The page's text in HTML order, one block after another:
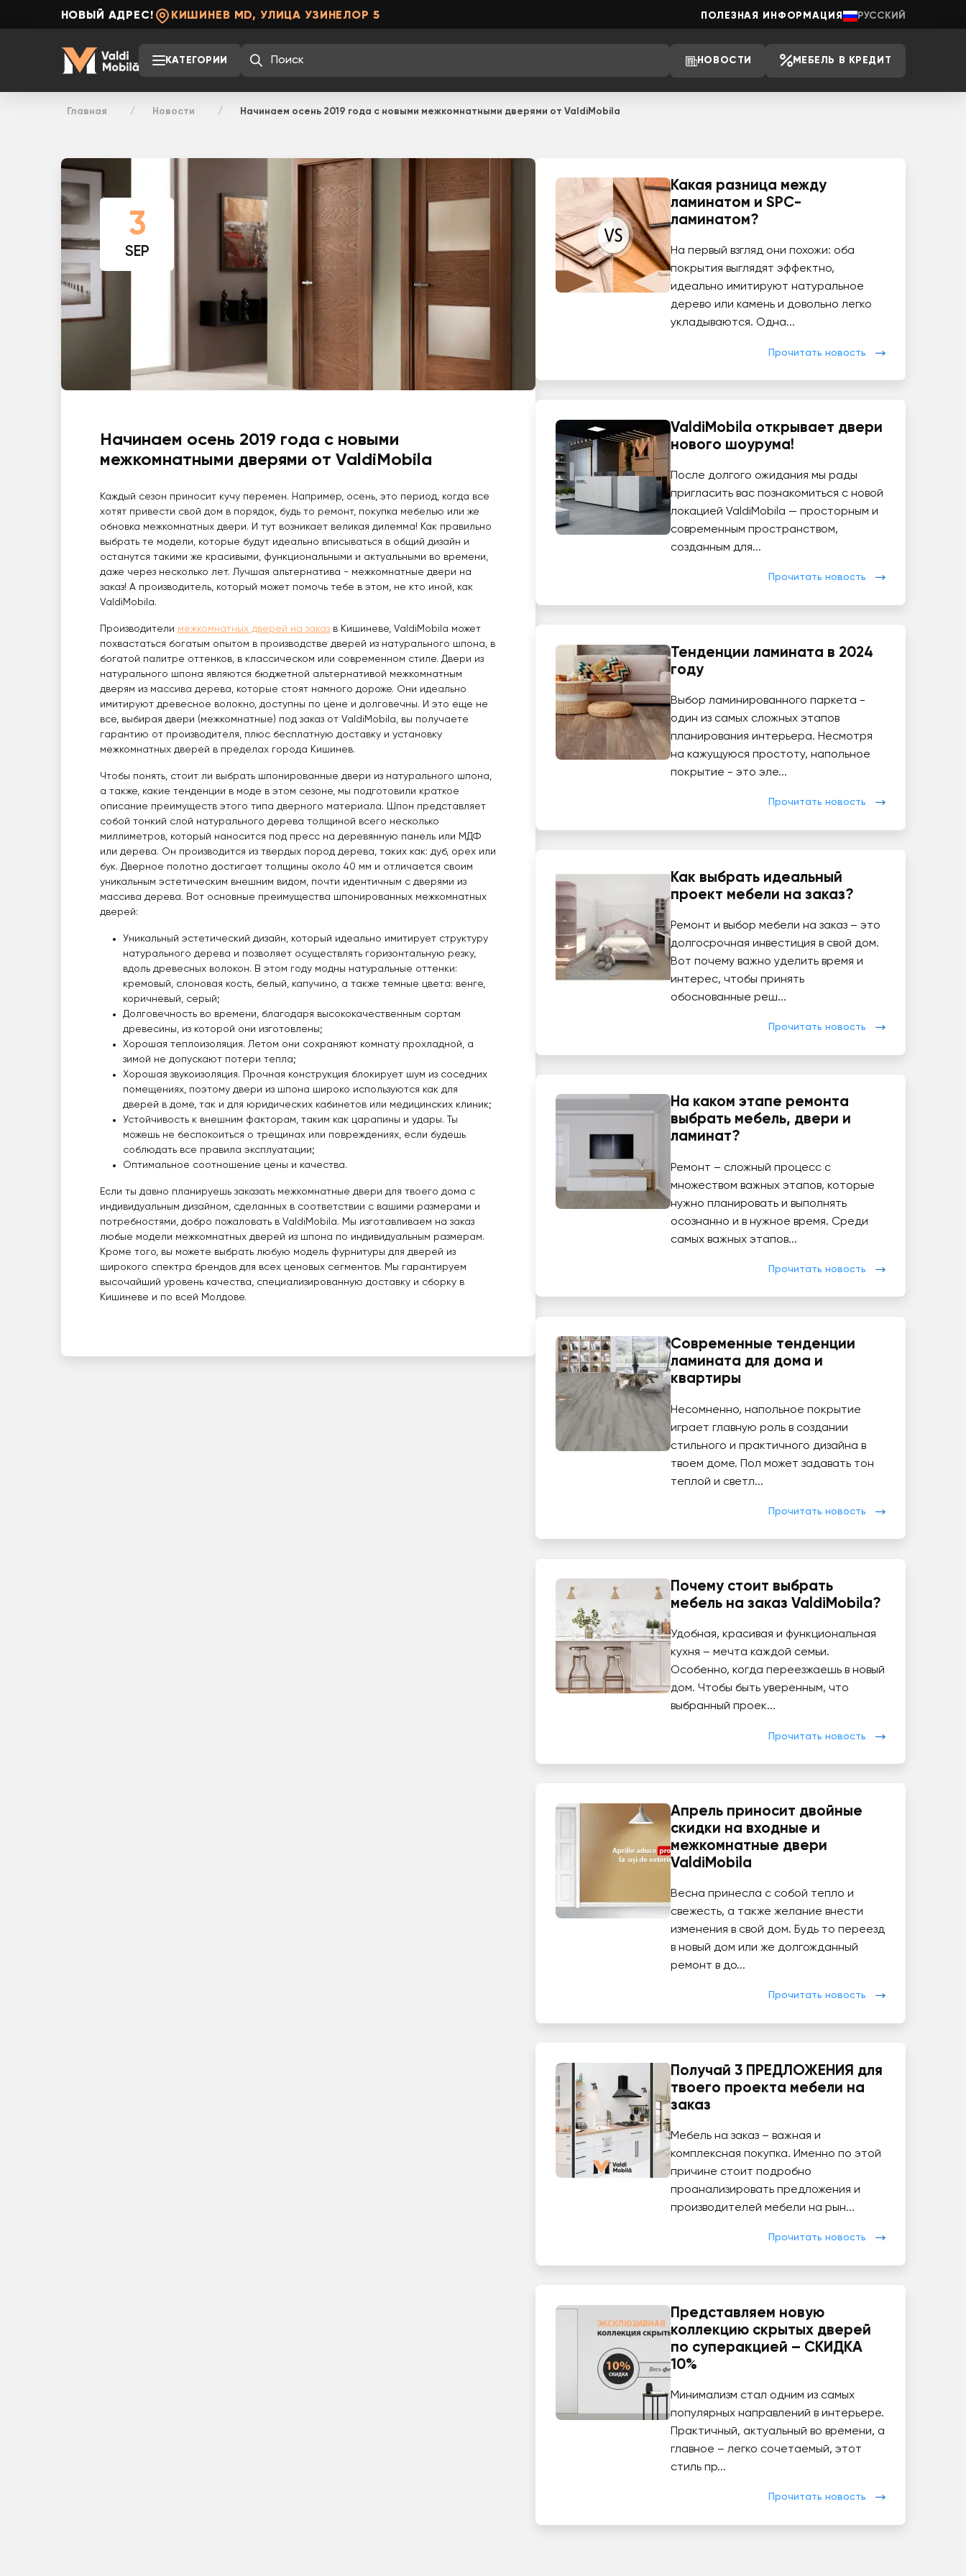
НОВЫЙ АДРЕС! КИШИНЕВ MD, УЛИЦА УЗИНЕЛОР 5 ПОЛЕЗНАЯ ИНФОРМАЦИЯ РУССКИЙ
КАТЕГОРИИ НОВОСТИ МЕБЕЛЬ В КРЕДИТ
Главная Новости Начинаем осень 2019 года с новыми межкомнатными дверями от ValdiMobila
3
SEP
Начинаем осень 2019 года с новыми
межкомнатными дверями от ValdiMobila
Каждый сезон приносит кучу перемен. Например, осень, это период, когда все
хотят привести свой дом в порядок, будь то ремонт, покупка мебелью или же
обновка межкомнатных двери. И тут возникает великая дилемма! Как правильно
выбрать те модели, которые будут идеально вписываться в общий дизайн и
останутся такими же красивыми, функциональными и актуальными во времени,
даже через несколько лет. Лучшая альтернатива - межкомнатные двери на
заказ! А производитель, который может помочь тебе в этом, не кто иной, как
ValdiMobila.
Производители межкомнатных дверей на заказ в Кишиневе, ValdiMobila может
похвастаться богатым опытом в производстве дверей из натурального шпона, в
богатой палитре оттенков, в классическом или современном стиле. Двери из
натурального шпона являются бюджетной альтернативой межкомнатным
дверям из массива дерева, которые стоят намного дороже. Они идеально
имитируют древесное волокно, доступны по цене и долговечны. И это еще не
все, выбирая двери (межкомнатные) под заказ от ValdiMobila, вы получаете
гарантию от производителя, плюс бесплатную доставку и установку
межкомнатных дверей в пределах города Кишинев.
Чтобы понять, стоит ли выбрать шпонированные двери из натурального шпона,
а также, какие тенденции в моде в этом сезоне, мы подготовили краткое
описание преимуществ этого типа дверного материала. Шпон представляет
собой тонкий слой натурального дерева толщиной всего несколько
миллиметров, который наносится под пресс на деревянную панель или МДФ
или дерева. Он производится из твердых пород дерева, таких как: дуб, орех или
бук. Дверное полотно достигает толщины около 40 мм и отличается своим
уникальным эстетическим внешним видом, почти идентичным с дверями из
массива дерева. Вот основные преимущества шпонированных межкомнатных
дверей:
Уникальный эстетический дизайн, который идеально имитирует структуру
натурального дерева и позволяет осуществлять горизонтальную резку,
вдоль древесных волокон. В этом году модны натуральные оттенки:
кремовый, слоновая кость, белый, капучино, а также темные цвета: венге,
коричневый, серый;
Долговечность во времени, благодаря высококачественным сортам
древесины, из которой они изготовлены;
Хорошая теплоизоляция. Летом они сохраняют комнату прохладной, а
зимой не допускают потери тепла;
Хорошая звукоизоляция. Прочная конструкция блокирует шум из соседних
помещениях, поэтому двери из шпона широко используются как для
дверей в доме, так и для юридических кабинетов или медицинских клиник;
Устойчивость к внешним факторам, таким как царапины и удары. Ты
можешь не беспокоиться о трещинах или повреждениях, если будешь
соблюдать все правила эксплуатации;
Оптимальное соотношение цены и качества.
Если ты давно планируешь заказать межкомнатные двери для твоего дома с
индивидуальным дизайном, сделанных в соответствии с вашими размерами и
потребностями, добро пожаловать в ValdiMobila. Мы изготавливаем на заказ
любые модели межкомнатных дверей из шпона по индивидуальным размерам.
Кроме того, вы можете выбрать любую модель фурнитуры для дверей из
широкого спектра брендов для всех ценовых сегментов. Мы гарантируем
высочайший уровень качества, специализированную доставку и сборку в
Кишиневе и по всей Молдове.
Какая разница между
ламинатом и SPC-
ламинатом?
На первый взгляд они похожи: оба
покрытия выглядят эффектно,
идеально имитируют натуральное
дерево или камень и довольно легко
укладываются. Одна...
Прочитать новость
ValdiMobila открывает двери
нового шоурума!
После долгого ожидания мы рады
пригласить вас познакомиться с новой
локацией ValdiMobila — просторным и
современным пространством,
созданным для...
Прочитать новость
Тенденции ламината в 2024
году
Выбор ламинированного паркета -
один из самых сложных этапов
планирования интерьера. Несмотря
на кажущуюся простоту, напольное
покрытие - это эле...
Прочитать новость
Как выбрать идеальный
проект мебели на заказ?
Ремонт и выбор мебели на заказ – это
долгосрочная инвестиция в свой дом.
Вот почему важно уделить время и
интерес, чтобы принять
обоснованные реш...
Прочитать новость
На каком этапе ремонта
выбрать мебель, двери и
ламинат?
Ремонт – сложный процесс с
множеством важных этапов, которые
нужно планировать и выполнять
осознанно и в нужное время. Среди
самых важных этапов...
Прочитать новость
Современные тенденции
ламината для дома и
квартиры
Несомненно, напольное покрытие
играет главную роль в создании
стильного и практичного дизайна в
твоем доме. Пол может задавать тон
теплой и светл...
Прочитать новость
Почему стоит выбрать
мебель на заказ ValdiMobila?
Удобная, красивая и функциональная
кухня – мечта каждой семьи.
Особенно, когда переезжаешь в новый
дом. Чтобы быть уверенным, что
выбранный проек...
Прочитать новость
Апрель приносит двойные
скидки на входные и
межкомнатные двери
ValdiMobila
Весна принесла с собой тепло и
свежесть, а также желание внести
изменения в свой дом. Будь то переезд
в новый дом или же долгожданный
ремонт в до...
Прочитать новость
Получай 3 ПРЕДЛОЖЕНИЯ для
твоего проекта мебели на
заказ
Мебель на заказ – важная и
комплексная покупка. Именно по этой
причине стоит подробно
проанализировать предложения и
производителей мебели на рын...
Прочитать новость
Представляем новую
коллекцию скрытых дверей
по суперакцией – СКИДКА
10%
Минимализм стал одним из самых
популярных направлений в интерьере.
Практичный, актуальный во времени, а
главное – легко сочетаемый, этот
стиль пр...
Прочитать новость